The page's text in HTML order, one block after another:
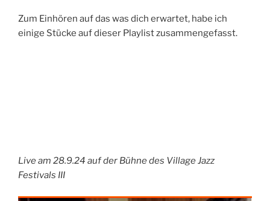
Zum Einhören auf das was dich erwartet, habe ich
einige Stücke auf dieser Playlist zusammengefasst.
Live am 28.9.24 auf der Bühne des Village Jazz
Festivals III